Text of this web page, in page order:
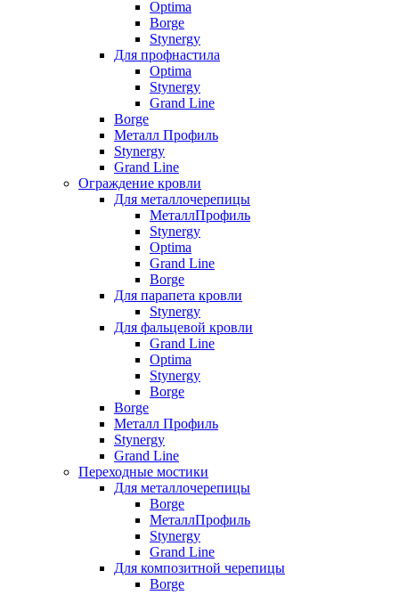
Optima
Borge
Stynergy
Для профнастила
Optima
Stynergy
Grand Line
Borge
Металл Профиль
Stynergy
Grand Line
Ограждение кровли
Для металлочерепицы
МеталлПрофиль
Stynergy
Optima
Grand Line
Borge
Для парапета кровли
Stynergy
Для фальцевой кровли
Grand Line
Optima
Stynergy
Borge
Borge
Металл Профиль
Stynergy
Grand Line
Переходные мостики
Для металлочерепицы
Borge
МеталлПрофиль
Stynergy
Grand Line
Для композитной черепицы
Borge